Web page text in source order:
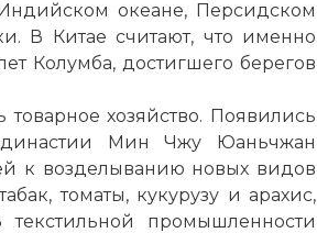
океане, Персидском
В Китае считают, что именно
Колумба, достигшего берегов
хозяйство. Появились
династии Мин Чжу Юаньчжан
к возделыванию новых видов
томаты, кукурузу и арахис,
промышленности